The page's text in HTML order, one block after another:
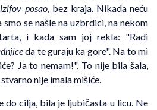
posao, bez kraja. Nikada neću
se našle na uzbrdici, na nekom
i kada sam joj rekla: "Radi
da te guraju ka gore". Na to mi
Ja to nemam!". To nije bila šala,
nije imala mišiće.
do cilja, bila je ljubičasta u licu. Ne